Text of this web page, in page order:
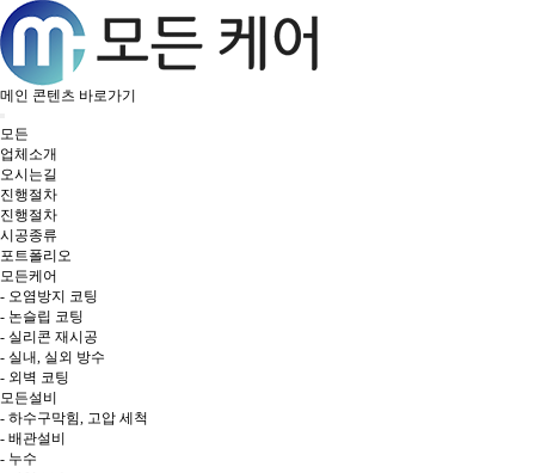
메인 콘텐츠 바로가기
모든
업체소개
오시는길
진행절차
진행절차
시공종류
포트폴리오
모든케어
- 오염방지 코팅
- 논슬립 코팅
- 실리콘 재시공
- 실내, 실외 방수
- 외벽 코팅
모든설비
- 하수구막힘, 고압 세척
- 배관설비
- 누수